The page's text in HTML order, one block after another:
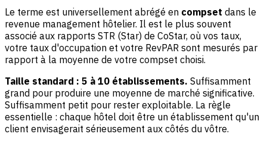
Le terme est universellement abrégé en compset dans le
revenue management hôtelier. Il est le plus souvent
associé aux rapports STR (Star) de CoStar, où vos taux,
votre taux d'occupation et votre RevPAR sont mesurés par
rapport à la moyenne de votre compset choisi.
Taille standard : 5 à 10 établissements. Suffisamment
grand pour produire une moyenne de marché significative.
Suffisamment petit pour rester exploitable. La règle
essentielle : chaque hôtel doit être un établissement qu'un
client envisagerait sérieusement aux côtés du vôtre.